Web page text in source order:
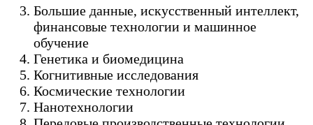
Большие данные, искусственный интеллект,
финансовые технологии и машинное
обучение
Генетика и биомедицина
Когнитивные исследования
Космические технологии
Нанотехнологии